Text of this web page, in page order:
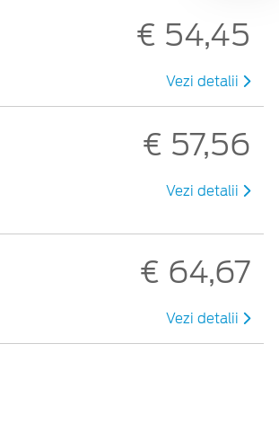
€ 54,45
Vezi detalii
€ 57,56
Vezi detalii
€ 64,67
Vezi detalii